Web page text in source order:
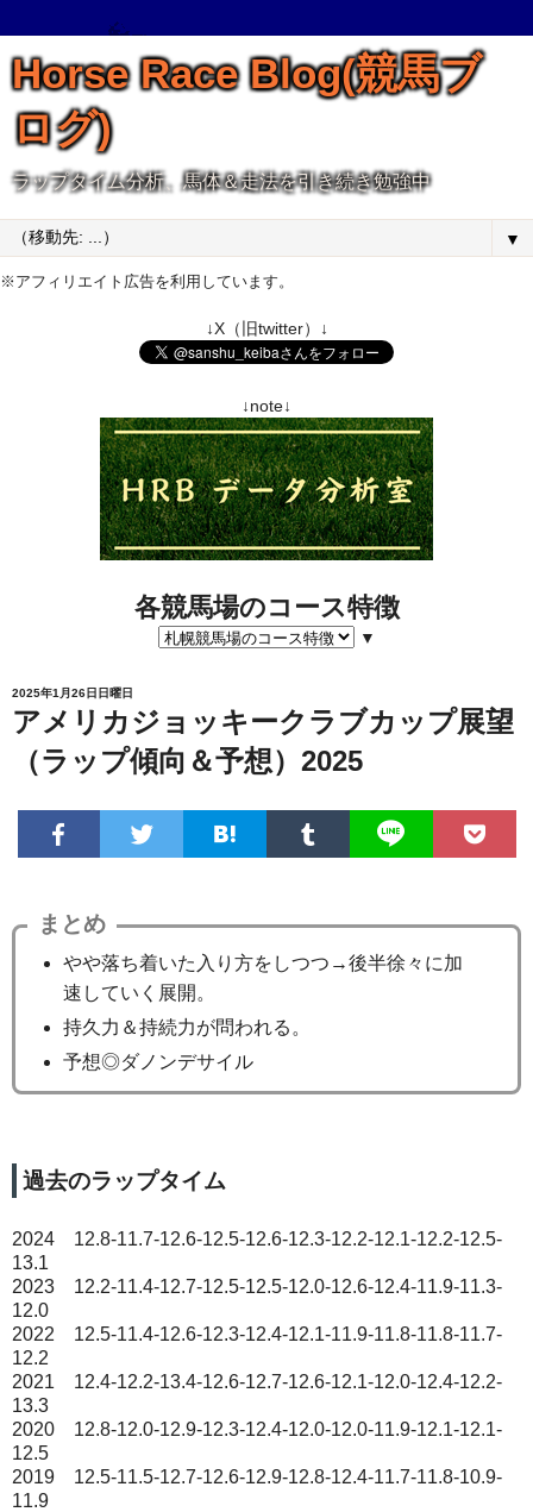
Horse Race Blog(競馬ブ
ログ)
ラップタイム分析、馬体＆走法を引き続き勉強中
▼
※アフィリエイト広告を利用しています。
↓X（旧twitter）↓
↓note↓
各競馬場のコース特徴
▼
2025年1月26日日曜日
アメリカジョッキークラブカップ展望
（ラップ傾向＆予想）2025
まとめ
やや落ち着いた入り方をしつつ→後半徐々に加
速していく展開。
持久力＆持続力が問われる。
予想◎ダノンデサイル
過去のラップタイム
2024 12.8-11.7-12.6-12.5-12.6-12.3-12.2-12.1-12.2-12.5-
13.1
2023 12.2-11.4-12.7-12.5-12.5-12.0-12.6-12.4-11.9-11.3-
12.0
2022 12.5-11.4-12.6-12.3-12.4-12.1-11.9-11.8-11.8-11.7-
12.2
2021 12.4-12.2-13.4-12.6-12.7-12.6-12.1-12.0-12.4-12.2-
13.3
2020 12.8-12.0-12.9-12.3-12.4-12.0-12.0-11.9-12.1-12.1-
12.5
2019 12.5-11.5-12.7-12.6-12.9-12.8-12.4-11.7-11.8-10.9-
11.9